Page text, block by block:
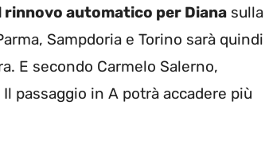
rinnovo automatico per Diana sulla
Sampdoria e Torino sarà quindi
E secondo Carmelo Salerno,
passaggio in A potrà accadere più